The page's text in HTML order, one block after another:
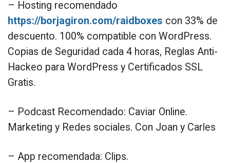
– Hosting recomendado
https://borjagiron.com/raidboxes con 33% de
descuento. 100% compatible con WordPress.
Copias de Seguridad cada 4 horas, Reglas Anti-
Hackeo para WordPress y Certificados SSL
Gratis.
– Podcast Recomendado: Caviar Online.
Marketing y Redes sociales. Con Joan y Carles
– App recomendada: Clips.